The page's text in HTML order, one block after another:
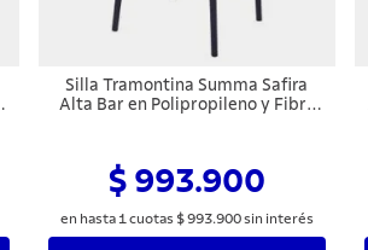
Silla Tramontina Summa Safira
Alta Bar en Polipropileno y Fibra
$ 993.900
en hasta 1 cuotas $993.900sin interés